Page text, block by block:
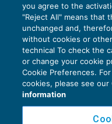
you agree to the
"Reject All" means that
unchanged and,
without cookies or
technical To check the
or change your cookie
Cookie Preferences.
cookies, please see our
information